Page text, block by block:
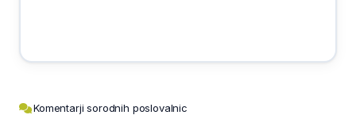
Komentarji sorodnih poslovalnic